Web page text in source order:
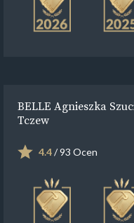
BELLE Agnieszka
Tczew
4.4/ 93 Ocen